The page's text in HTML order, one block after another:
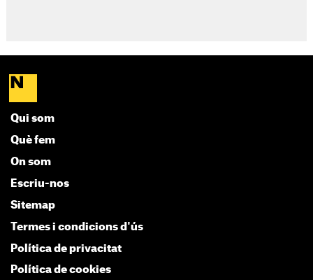
Qui som
Què fem
On som
Escriu-nos
Sitemap
Termes i condicions d'ús
Política de privacitat
Política de cookies